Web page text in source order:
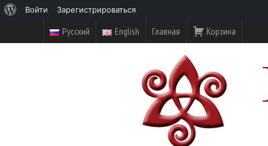
Русский English Главная Корзина
WordPress
Войти Зарегистрироваться